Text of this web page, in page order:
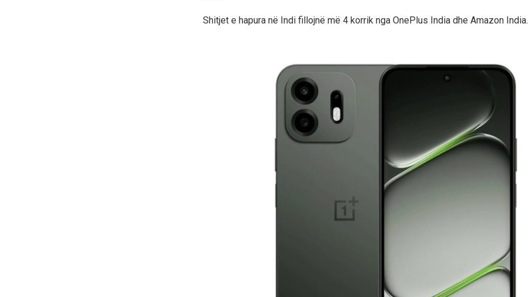
Shitjet e hapura në Indi fillojnë më 4 korrik nga OnePlus India dhe Amazon India.